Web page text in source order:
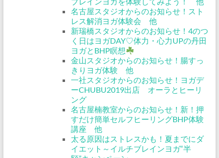
名古屋スタジオからのお知らせ！スト
レス解消ヨガ体験会 他
新瑞橋スタジオからのお知らせ！4のつ
く日はヨガDAY♡体力・心力UPの丹田
ヨガとBHP瞑想
金山スタジオからのお知らせ！腸すっ
きりヨガ体験 他
一社スタジオからのお知らせ！ヨガデ
ーCHUBU2019出店 オーラとヒーリ
ング
名古屋楠教室からのお知らせ！新！押
すだけ簡単セルフヒーリングBHP体験
講座 他
太る原因はストレスかも！夏までにダ
イエット～イルチブレインヨガ“半